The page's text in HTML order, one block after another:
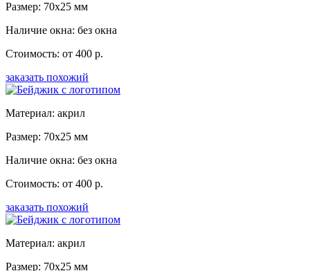
Размер: 70x25 мм
Наличие окна: без окна
Стоимость: от 400 р.
заказать похожий
Материал: акрил
Размер: 70x25 мм
Наличие окна: без окна
Стоимость: от 400 р.
заказать похожий
Материал: акрил
Размер: 70x25 мм